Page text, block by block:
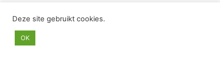
Artikelen van afgelopen week
Deze site gebruikt cookies.
OK